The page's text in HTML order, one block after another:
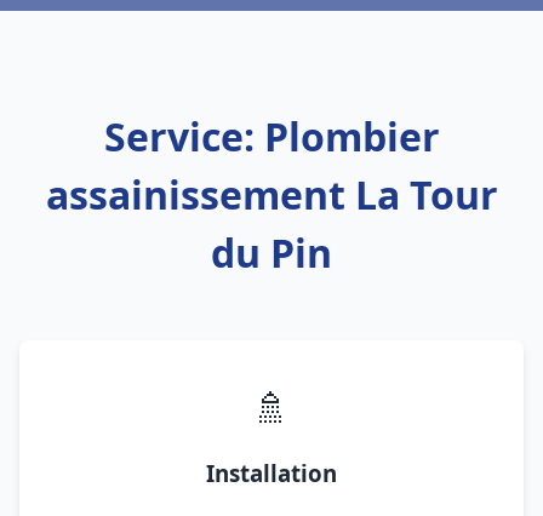
Service: Plombier
assainissement La Tour
du Pin
🚿
Installation